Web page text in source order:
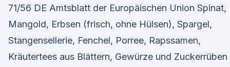
71/56 DE Amtsblatt der Europäischen Union Spinat,
Mangold, Erbsen (frisch, ohne Hülsen), Spargel,
Stangensellerie, Fenchel, Porree, Rapssamen,
Kräutertees aus Blättern, Gewürze und Zuckerrüben